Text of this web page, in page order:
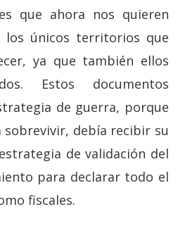
que ahora nos quieren
los únicos territorios que
ya que también ellos
Estos documentos
de guerra, porque
sobrevivir, debía recibir su
de validación del
para declarar todo el
fiscales.